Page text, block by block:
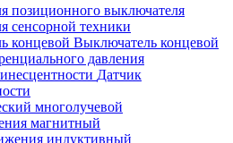
позиционного выключателя
сенсорной техники
Выключатель концевой
давления
Датчик
многолучевой
магнитный
индуктивный